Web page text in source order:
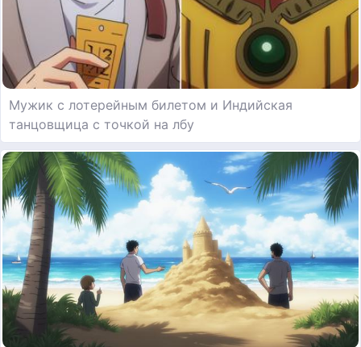
Мужик с лотерейным билетом и Индийская
танцовщица с точкой на лбу